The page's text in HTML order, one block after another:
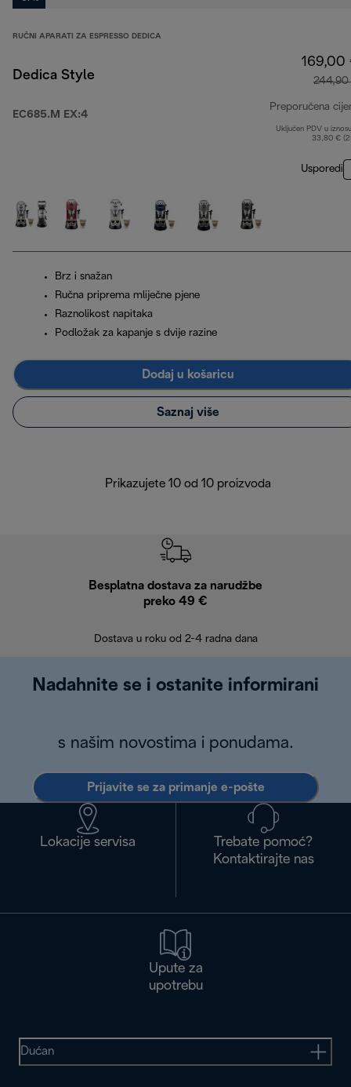
RUČNI APARATI ZA ESPRESSO DEDICA
Dedica Style
EC685.M EX:4
169,00
Preporučena
Uključen PDV u
33,80 €
Usporedi
Brz i snažan
Ručna priprema mliječne pjene
Raznolikost napitaka
Podložak za kapanje s dvije razine
Dodaj u košaricu
Saznaj više
Prikazujete 10 od 10 proizvoda
Besplatna dostava za narudžbe
preko 49 €
Dostava u roku od 2-4 radna dana
Nadahnite se i ostanite informirani
s našim novostima i ponudama.
Prijavite se za primanje e-pošte
Lokacije servisa
Trebate pomoć?
Kontaktirajte nas
Upute za
upotrebu
Dućan